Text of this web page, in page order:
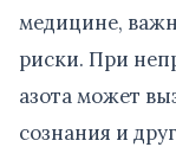
медицине,
риски. При
азота может
сознания и